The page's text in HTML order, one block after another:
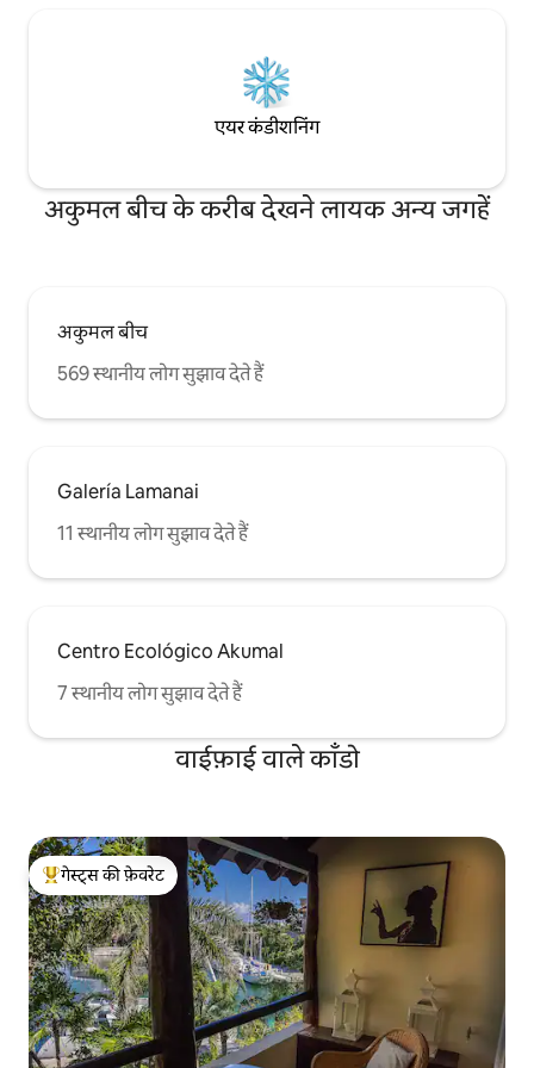
एयर कंडीशनिंग
अकुमल बीच के करीब देखने लायक अन्य जगहें
अकुमल बीच
569 स्थानीय लोग सुझाव देते हैं
Galería Lamanai
11 स्थानीय लोग सुझाव देते हैं
Centro Ecológico Akumal
7 स्थानीय लोग सुझाव देते हैं
वाईफ़ाई वाले काँडो
गेस्ट्स का टॉप फ़ेवरेट
गेस्ट्स की फ़ेवरेट